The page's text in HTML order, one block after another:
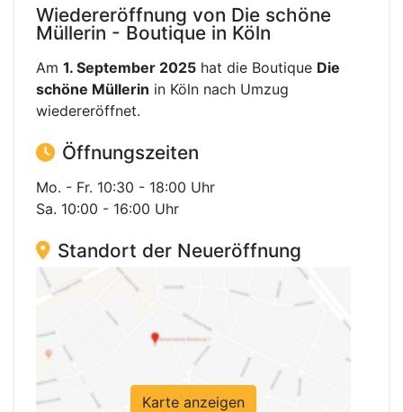
Wiedereröffnung von Die schöne
Müllerin - Boutique in Köln
Am 1. September 2025 hat die Boutique Die
schöne Müllerin in Köln nach Umzug
wiedereröffnet.
Öffnungszeiten
Mo. - Fr. 10:30 - 18:00 Uhr
Sa. 10:00 - 16:00 Uhr
Standort der Neueröffnung
Karte anzeigen